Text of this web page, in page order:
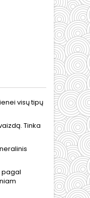
visų tipų
Tinka
pagal